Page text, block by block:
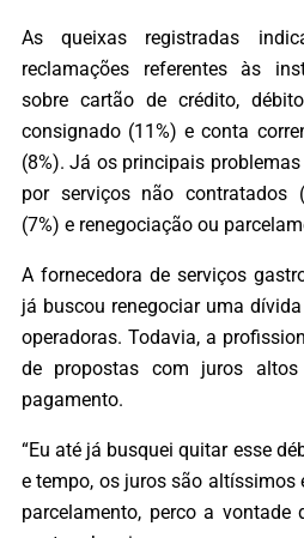
As queixas registradas
reclamações referentes às
sobre cartão de crédito,
consignado (11%) e conta
(8%). Já os principais
por serviços não contratados
(7%) e renegociação ou
A fornecedora de serviços
já buscou renegociar uma
operadoras. Todavia, a
de propostas com juros
pagamento.
“Eu até já busquei quitar esse
e tempo, os juros são altíssimos
parcelamento, perco a vontade